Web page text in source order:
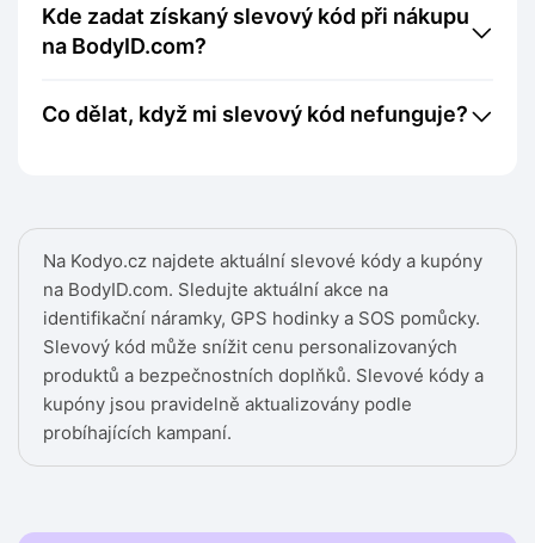
Na Kodyo.cz najdete aktuální slevové kódy a kupóny
na BodyID.com. Sledujte aktuální akce na
identifikační náramky, GPS hodinky a SOS pomůcky.
Slevový kód může snížit cenu personalizovaných
produktů a bezpečnostních doplňků. Slevové kódy a
kupóny jsou pravidelně aktualizovány podle
probíhajících kampaní.
Kde zadat získaný slevový kód při nákupu
na BodyID.com?
Co dělat, když mi slevový kód nefunguje?